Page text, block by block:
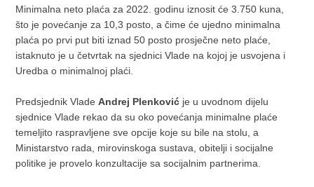
Minimalna neto plaća za 2022. godinu iznosit će 3.750 kuna,
što je povećanje za 10,3 posto, a čime će ujedno minimalna
plaća po prvi put biti iznad 50 posto prosječne neto plaće,
istaknuto je u četvrtak na sjednici Vlade na kojoj je usvojena i
Uredba o minimalnoj plaći.
Predsjednik VladeAndrej Plenković je u uvodnom dijelu
sjednice Vlade rekao da su oko povećanja minimalne plaće
temeljito raspravljene sve opcije koje su bile na stolu, a
Ministarstvo rada, mirovinskoga sustava, obitelji i socijalne
politike je provelo konzultacije sa socijalnim partnerima.